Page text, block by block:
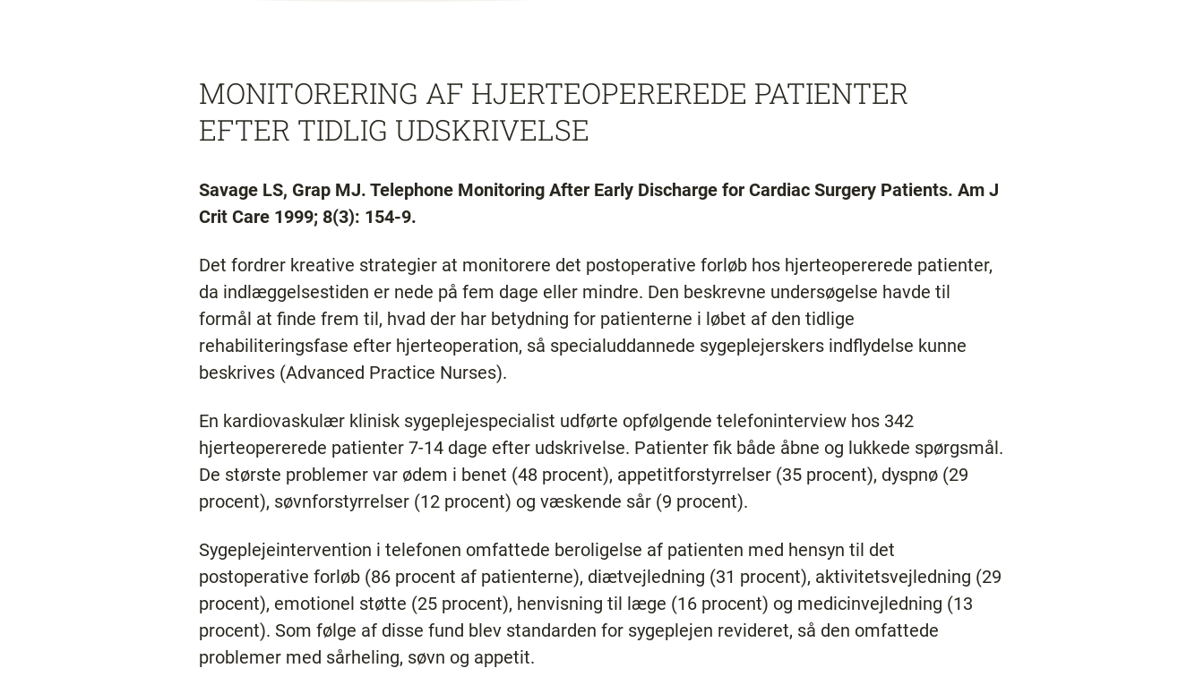
MONITORERING AF HJERTEOPEREREDE PATIENTER
EFTER TIDLIG UDSKRIVELSE
Savage LS, Grap MJ. Telephone Monitoring After Early Discharge for Cardiac Surgery Patients. Am J
Crit Care 1999; 8(3): 154-9.
Det fordrer kreative strategier at monitorere det postoperative forløb hos hjerteopererede patienter,
da indlæggelsestiden er nede på fem dage eller mindre. Den beskrevne undersøgelse havde til
formål at finde frem til, hvad der har betydning for patienterne i løbet af den tidlige
rehabiliteringsfase efter hjerteoperation, så specialuddannede sygeplejerskers indflydelse kunne
beskrives (Advanced Practice Nurses).
En kardiovaskulær klinisk sygeplejespecialist udførte opfølgende telefoninterview hos 342
hjerteopererede patienter 7-14 dage efter udskrivelse. Patienter fik både åbne og lukkede spørgsmål.
De største problemer var ødem i benet (48 procent), appetitforstyrrelser (35 procent), dyspnø (29
procent), søvnforstyrrelser (12 procent) og væskende sår (9 procent).
Sygeplejeintervention i telefonen omfattede beroligelse af patienten med hensyn til det
postoperative forløb (86 procent af patienterne), diætvejledning (31 procent), aktivitetsvejledning (29
procent), emotionel støtte (25 procent), henvisning til læge (16 procent) og medicinvejledning (13
procent). Som følge af disse fund blev standarden for sygeplejen revideret, så den omfattede
problemer med sårheling, søvn og appetit.